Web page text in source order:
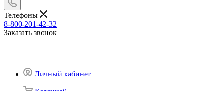
Телефоны
8-800-201-42-32
Заказать звонок
Личный кабинет